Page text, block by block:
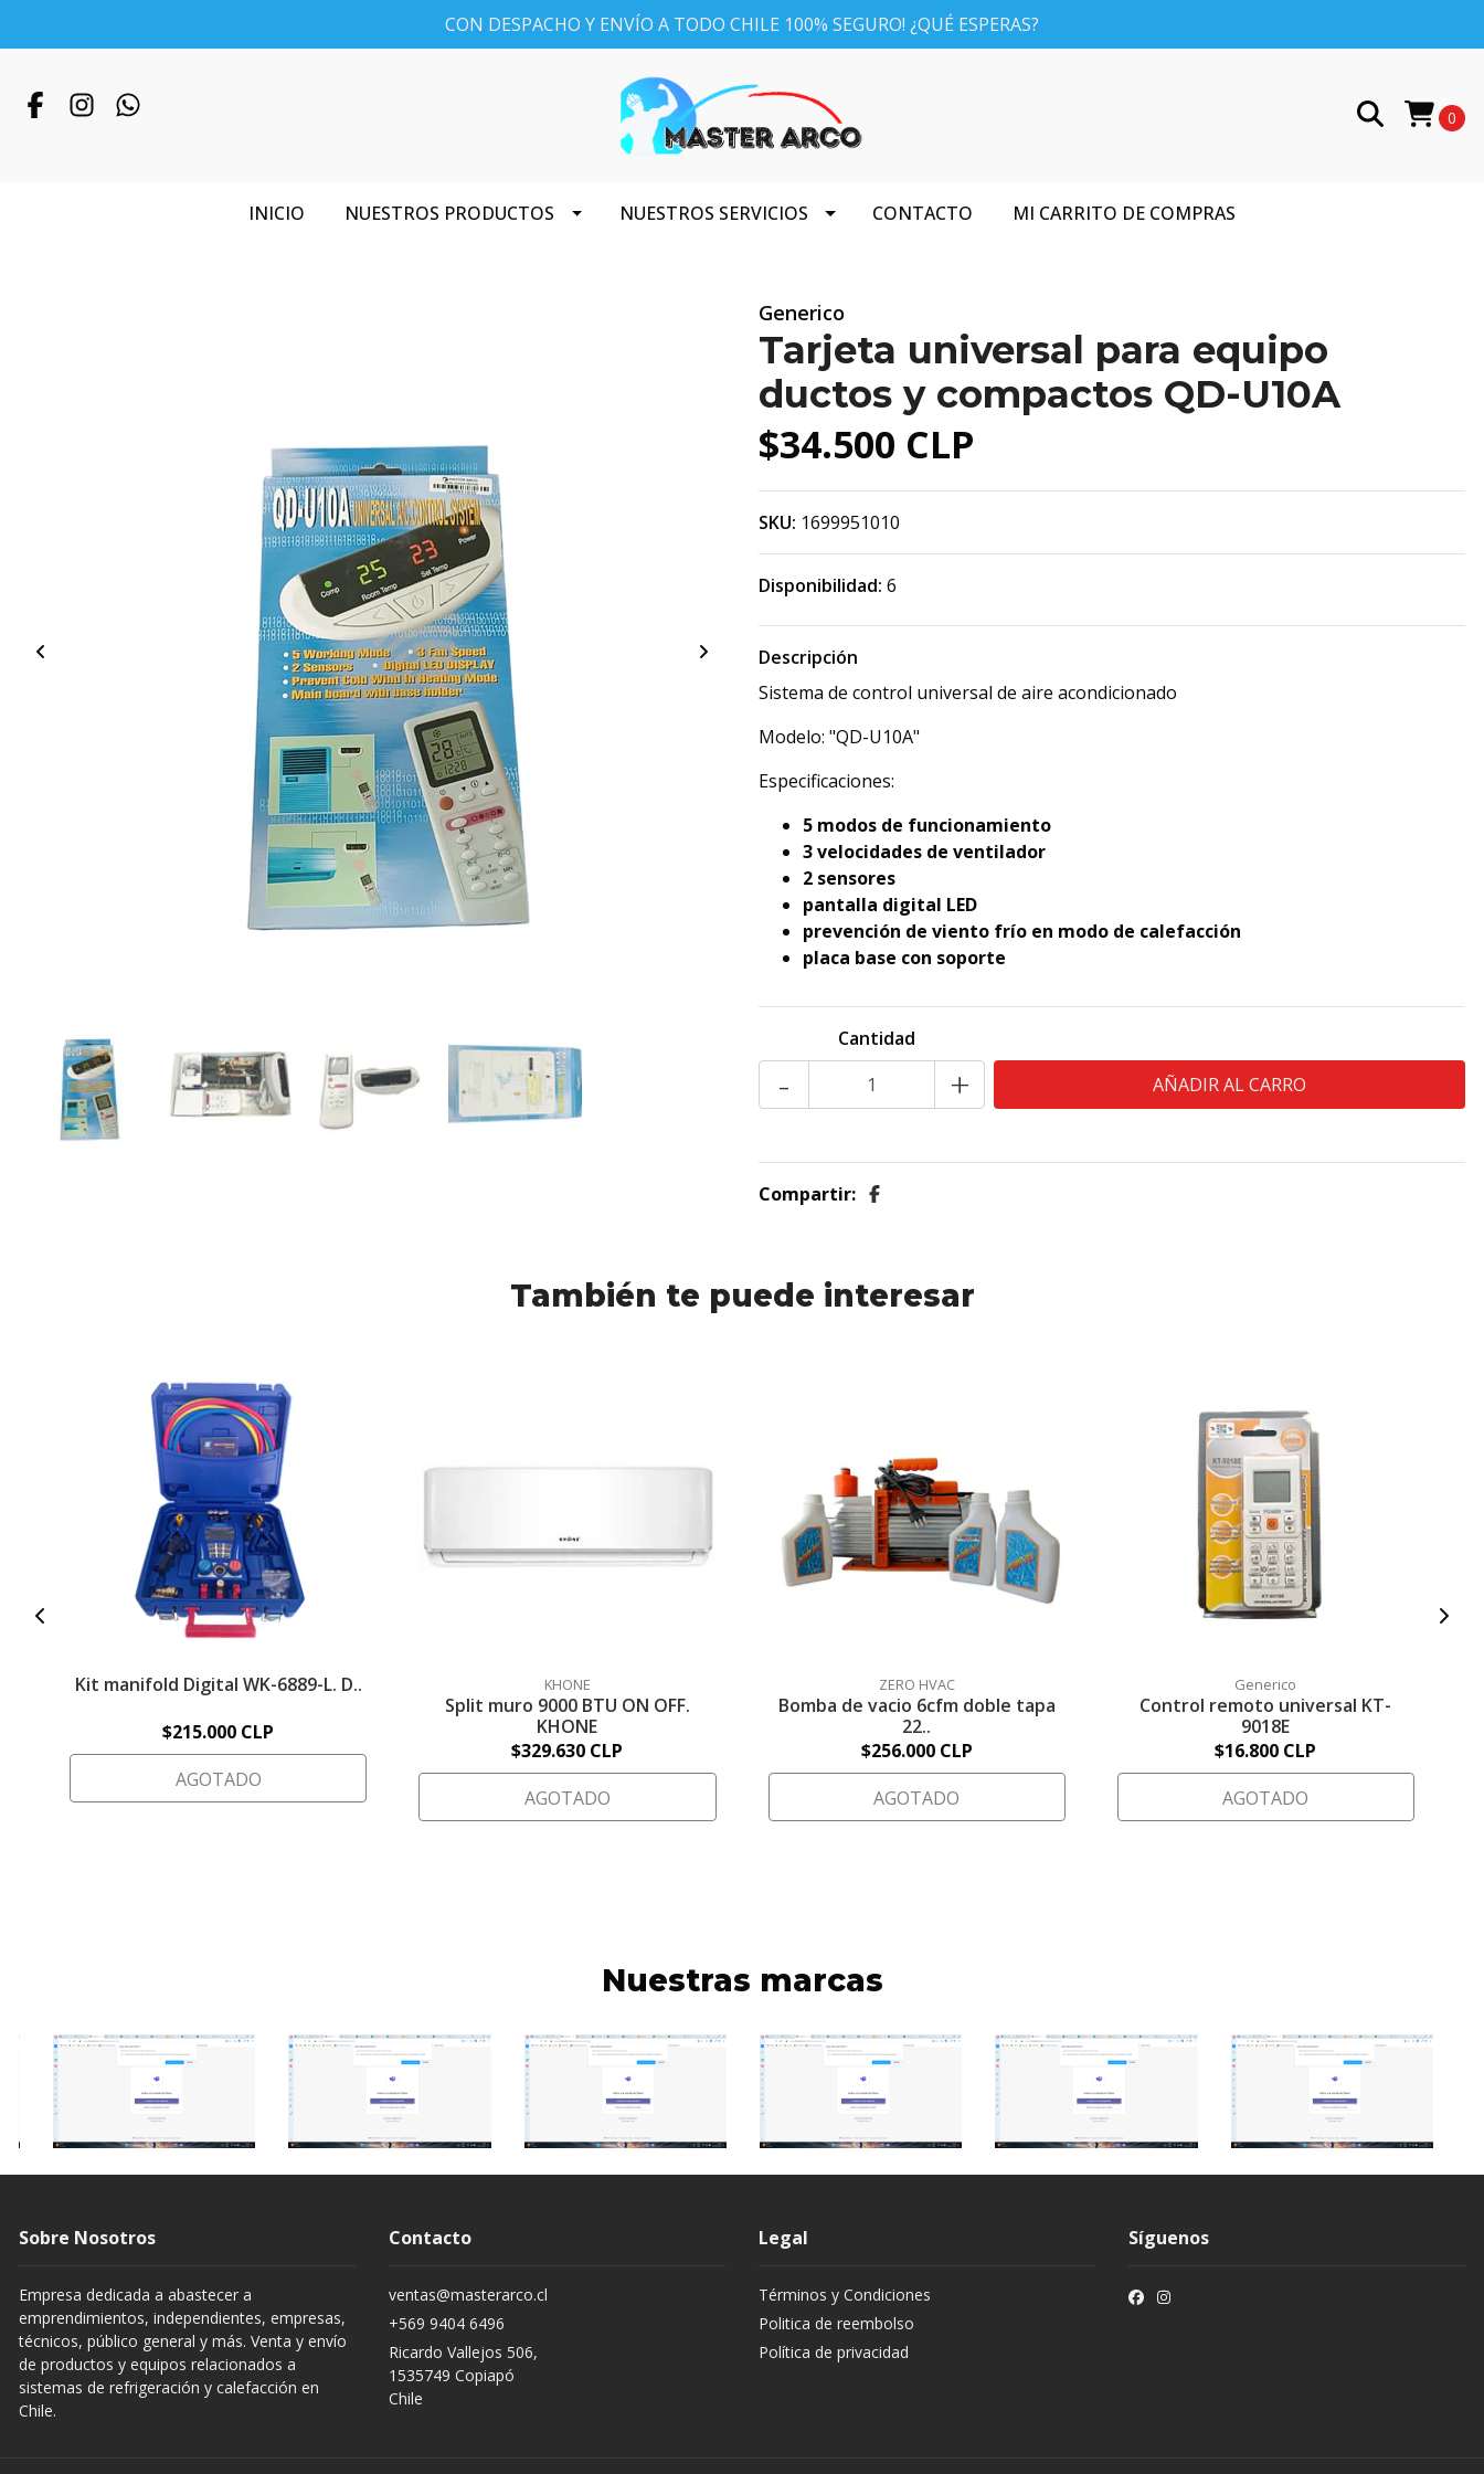
CON DESPACHO Y ENVÍO A TODO CHILE 100% SEGURO! ¿QUÉ ESPERAS?
0
INICIO NUESTROS PRODUCTOS NUESTROS SERVICIOS CONTACTO MI CARRITO DE COMPRAS
Generico
Tarjeta universal para equipo
ductos y compactos QD-U10A
$34.500 CLP
SKU: 1699951010
Disponibilidad: 6
Descripción
Sistema de control universal de aire acondicionado
Modelo: "QD-U10A"
Especificaciones:
5 modos de funcionamiento
3 velocidades de ventilador
2 sensores
pantalla digital LED
prevención de viento frío en modo de calefacción
placa base con soporte
Cantidad
- +
Compartir:
También te puede interesar
Kit manifold Digital WK-6889-L. D..
$215.000 CLP
AGOTADO
KHONE
Split muro 9000 BTU ON OFF.
KHONE
$329.630 CLP
AGOTADO
ZERO HVAC
Bomba de vacio 6cfm doble tapa
22..
$256.000 CLP
AGOTADO
Generico
Control remoto universal KT-
9018E
$16.800 CLP
AGOTADO
Nuestras marcas
Sobre Nosotros
Empresa dedicada a abastecer a
emprendimientos, independientes, empresas,
técnicos, público general y más. Venta y envío
de productos y equipos relacionados a
sistemas de refrigeración y calefacción en
Chile.
Contacto
ventas@masterarco.cl
+569 9404 6496
Ricardo Vallejos 506,
1535749 Copiapó
Chile
Legal
Términos y Condiciones
Politica de reembolso
Política de privacidad
Síguenos